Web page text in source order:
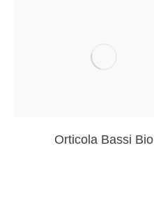
Orticola Bassi Bio